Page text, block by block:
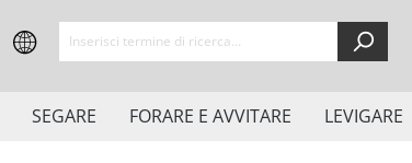
Zur Hauptnavigation springen
SEGARE FORARE E AVVITARE LEVIGARE